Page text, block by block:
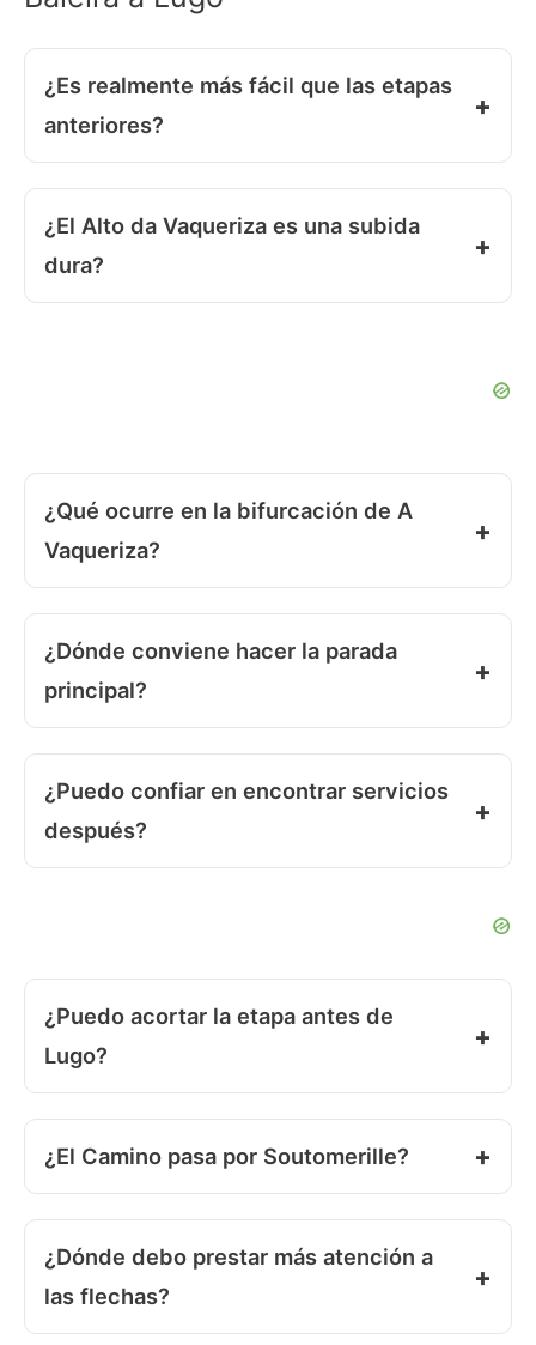
¿Es realmente más fácil que las etapas
anteriores?
¿El Alto da Vaqueriza es una subida
dura?
¿Qué ocurre en la bifurcación de A
Vaqueriza?
¿Dónde conviene hacer la parada
principal?
¿Puedo confiar en encontrar servicios
después?
¿Puedo acortar la etapa antes de
Lugo?
¿El Camino pasa por Soutomerille?
¿Dónde debo prestar más atención a
las flechas?